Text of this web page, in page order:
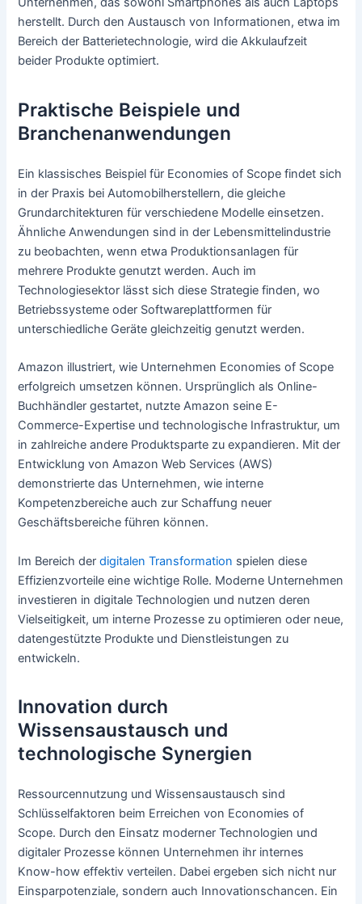
herstellt. Durch den Austausch von Informationen, etwa im
Bereich der Batterietechnologie, wird die Akkulaufzeit
beider Produkte optimiert.
Praktische Beispiele und
Branchenanwendungen
Ein klassisches Beispiel für Economies of Scope findet sich
in der Praxis bei Automobilherstellern, die gleiche
Grundarchitekturen für verschiedene Modelle einsetzen.
Ähnliche Anwendungen sind in der Lebensmittelindustrie
zu beobachten, wenn etwa Produktionsanlagen für
mehrere Produkte genutzt werden. Auch im
Technologiesektor lässt sich diese Strategie finden, wo
Betriebssysteme oder Softwareplattformen für
unterschiedliche Geräte gleichzeitig genutzt werden.
Amazon illustriert, wie Unternehmen Economies of Scope
erfolgreich umsetzen können. Ursprünglich als Online-
Buchhändler gestartet, nutzte Amazon seine E-
Commerce-Expertise und technologische Infrastruktur, um
in zahlreiche andere Produktsparte zu expandieren. Mit der
Entwicklung von Amazon Web Services (AWS)
demonstrierte das Unternehmen, wie interne
Kompetenzbereiche auch zur Schaffung neuer
Geschäftsbereiche führen können.
Im Bereich derdigitalen Transformation spielen diese
Effizienzvorteile eine wichtige Rolle. Moderne Unternehmen
investieren in digitale Technologien und nutzen deren
Vielseitigkeit, um interne Prozesse zu optimieren oder neue,
datengestützte Produkte und Dienstleistungen zu
entwickeln.
Innovation durch
Wissensaustausch und
technologische Synergien
Ressourcennutzung und Wissensaustausch sind
Schlüsselfaktoren beim Erreichen von Economies of
Scope. Durch den Einsatz moderner Technologien und
digitaler Prozesse können Unternehmen ihr internes
Know-how effektiv verteilen. Dabei ergeben sich nicht nur
Einsparpotenziale, sondern auch Innovationschancen. Ein